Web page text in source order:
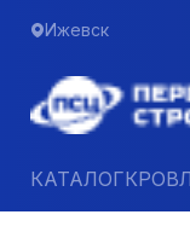
Ижевск
КАТАЛОГ